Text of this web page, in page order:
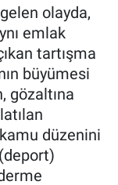
olayda,
emlak
tartışma
büyümesi
gözaltına
düzenini